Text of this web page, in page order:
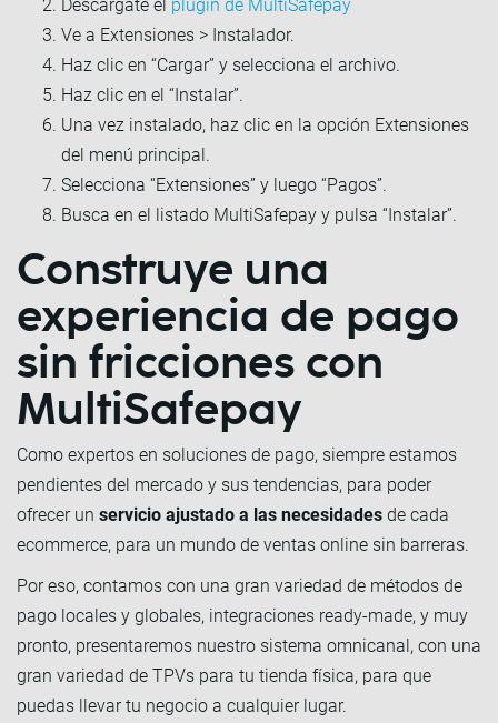
Descárgate el plugin de MultiSafepay
Ve a Extensiones > Instalador.
Haz clic en “Cargar” y selecciona el archivo.
Haz clic en el “Instalar”.
Una vez instalado, haz clic en la opción Extensiones
del menú principal.
Selecciona “Extensiones” y luego “Pagos”.
Busca en el listado MultiSafepay y pulsa “Instalar”.
Construye una
experiencia de pago
sin fricciones con
MultiSafepay
Como expertos en soluciones de pago, siempre estamos
pendientes del mercado y sus tendencias, para poder
ofrecer un servicio ajustado a las necesidades de cada
ecommerce, para un mundo de ventas online sin barreras.
Por eso, contamos con una gran variedad de métodos de
pago locales y globales, integraciones ready-made, y muy
pronto, presentaremos nuestro sistema omnicanal, con una
gran variedad de TPVs para tu tienda física, para que
puedas llevar tu negocio a cualquier lugar.